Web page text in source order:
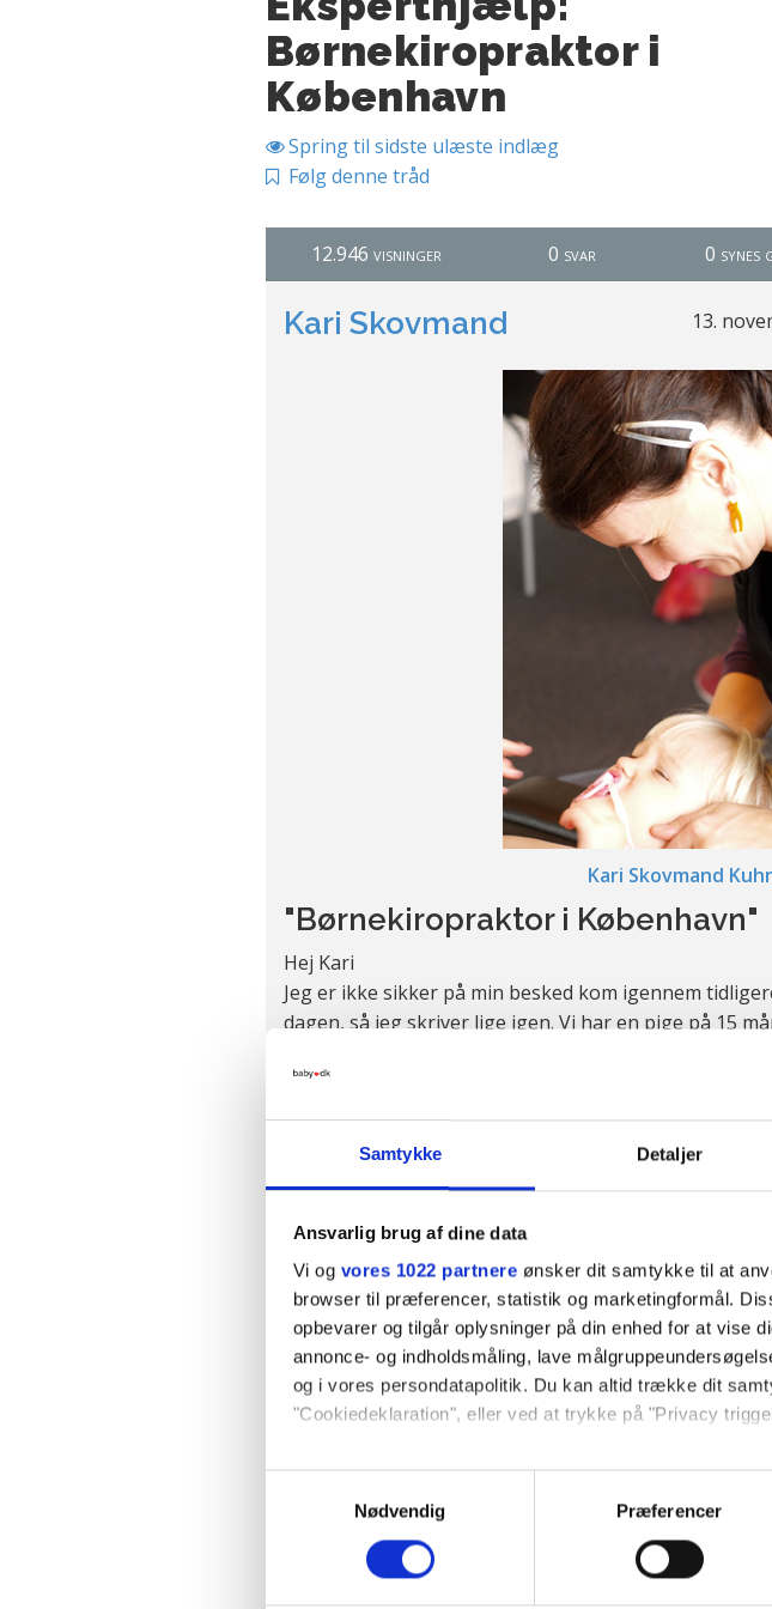
Samtykke Detaljer
Ansvarlig brug af dine data
Vi og vores 1022 partnere ønsker dit samtykke til at
browser til præferencer, statistik og marketingformål.
opbevarer og tilgår oplysninger på din enhed for at vise
annonce- og indholdsmåling, lave
og i vores persondatapolitik. Du kan altid trække dit
"Cookiedeklaration", eller ved at trykke på "Privacy
Hvis du tillader det, vil vi også gerne:
Indsamle præcise oplysninger om din placering,
Identificere din enhed baseret på en scanning af
Dine valg anvendes på hele websitet.
Nødvendig
Præferencer
Børnekiropraktor i
København
Spring til sidste ulæste indlæg
Følg denne tråd
12.946 visninger 0 svar 0 synes
13.
Kari Skovmand
Kari Skovmand
"Børnekiropraktor i København"
Hej Kari
Jeg er ikke sikker på min besked kom igennem
dagen, så jeg skriver lige igen. Vi har en pige på 15
kontrol hos en ørelæge, men har aldrig haft
her over? Vi har ikke sovet i 15 måneder. HJÆLP.
Karis svar
Hej Mariski
Der er heldigvis rigtig mange dygtige
forhåbentlig snart god nattesøvn :-)
Jeg nævner i tilfældig rækkefølge: